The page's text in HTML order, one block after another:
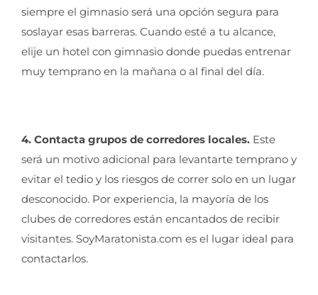
siempre el gimnasio será una opción segura para
soslayar esas barreras. Cuando esté a tu alcance,
elije un hotel con gimnasio donde puedas entrenar
muy temprano en la mañana o al final del día.
4. Contacta grupos de corredores locales. Este
será un motivo adicional para levantarte temprano y
evitar el tedio y los riesgos de correr solo en un lugar
desconocido. Por experiencia, la mayoría de los
clubes de corredores están encantados de recibir
visitantes. SoyMaratonista.com es el lugar ideal para
contactarlos.